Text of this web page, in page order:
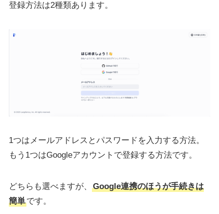
登録方法は2種類あります。
1つはメールアドレスとパスワードを入力する方法。
もう1つはGoogleアカウントで登録する方法です。
どちらも選べますが、
Google連携のほうが手続きは
簡単です。